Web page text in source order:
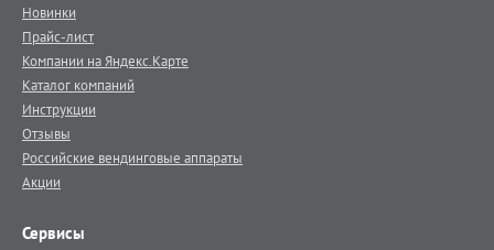
Новинки
Прайс-лист
Компании на Яндекс.Карте
Каталог компаний
Инструкции
Отзывы
Российские вендинговые аппараты
Акции
Сервисы